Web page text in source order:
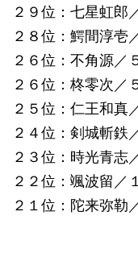
２９位：七星虹郎
２８位：鰐間淳壱
２６位：不角源／
２６位：柊零次／
２５位：仁王和真
２４位：剣城斬鉄
２３位：時光青志
２２位：颯波留／
２１位：陀来弥勒